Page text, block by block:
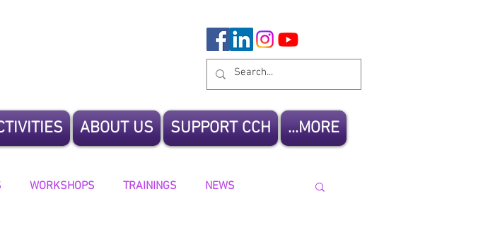
ABOUT US SUPPORT CCH MORE...
WORKSHOPS TRAININGS NEWS